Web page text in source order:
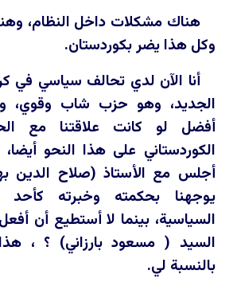
هناك مشكلات داخل النظام،
وكل هذا يضر بكوردستان.
أنا الآن لدي تحالف سياسي في
الجديد، وهو حزب شاب وقوي،
أفضل لو كانت علاقتنا مع
الكوردستاني على هذا النحو
أجلس مع الأستاذ (صلاح الدين
يوجهنا بحكمته وخبرته كأحد
السياسية، بينما لا أستطيع أن
السيد ( مسعود بارزاني) ؟ ،
بالنسبة لي.